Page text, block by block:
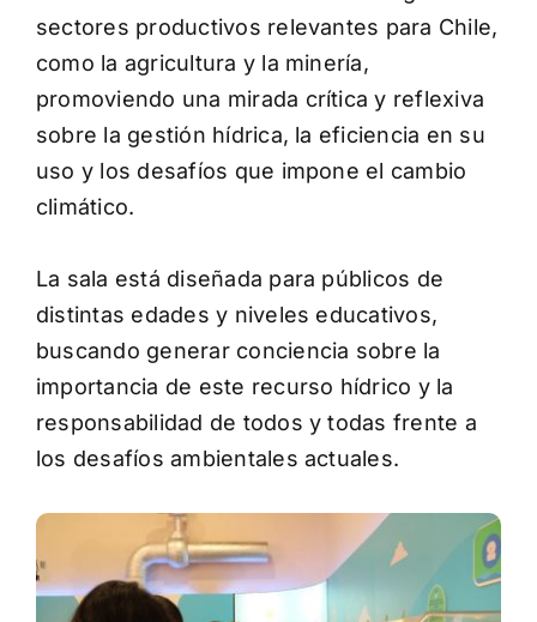
sectores productivos relevantes para Chile,
como la agricultura y la minería,
promoviendo una mirada crítica y reflexiva
sobre la gestión hídrica, la eficiencia en su
uso y los desafíos que impone el cambio
climático.
La sala está diseñada para públicos de
distintas edades y niveles educativos,
buscando generar conciencia sobre la
importancia de este recurso hídrico y la
responsabilidad de todos y todas frente a
los desafíos ambientales actuales.